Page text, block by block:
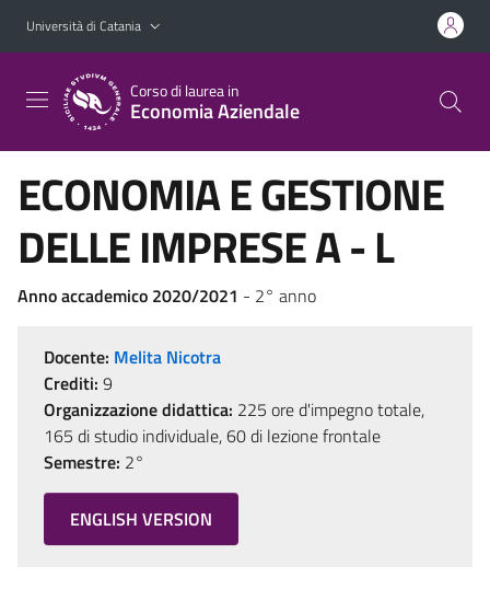
Vai al contenuto principale
Vai al menu di navigazione
Università di Catania
Corso di laurea in
Economia Aziendale
ECONOMIA E GESTIONE
DELLE IMPRESE A - L
Anno accademico 2020/2021 - 2° anno
Docente: Melita Nicotra
Crediti: 9
Organizzazione didattica: 225 ore d'impegno totale,
165 di studio individuale, 60 di lezione frontale
Semestre: 2°
ENGLISH VERSION